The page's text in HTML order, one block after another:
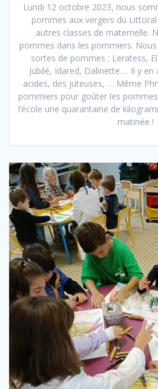
Lundi 12 octobre 2023, nous
pommes aux vergers du
autres classes de maternelle.
pommes dans les pommiers.
sortes de pommes ; Leratess,
Jubilé, Idared, Dalinette…. Il y en
acides, des juteuses, … Même
pommiers pour goûter les
l’école une quarantaine de
matinée !